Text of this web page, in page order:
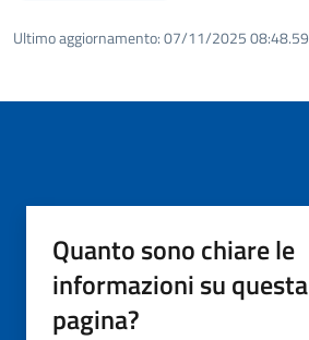
Ultimo aggiornamento:07/11/2025 08:48.59
Quanto sono chiare le
informazioni su questa
pagina?